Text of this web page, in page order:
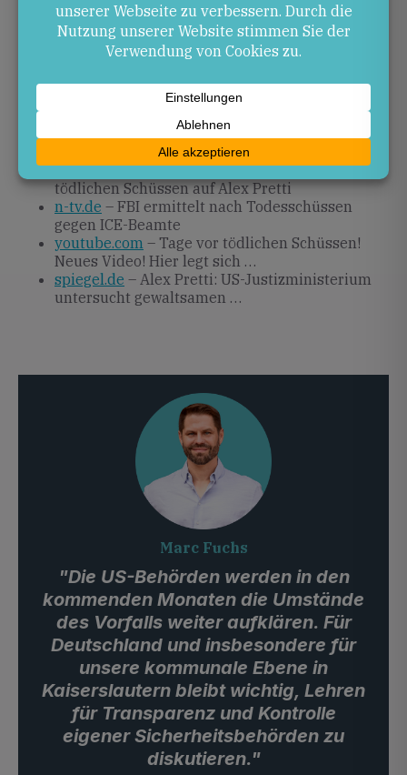
Für Deutschland und insbesondere für unsere
kommunale Ebene in Kaiserslautern bleibt wichtig,
Lehren für Transparenz und Kontrolle eigener
Sicherheitsbehörden zu diskutieren.
Quellen
de.wikipedia.org– Tötung von Alex Pretti
tagesspiegel.de– US-Justiz ermittelt nach
tödlichen Schüssen auf Alex Pretti
n-tv.de – FBI ermittelt nach Todesschüssen
gegen ICE-Beamte
youtube.com – Tage vor tödlichen Schüssen!
Neues Video! Hier legt sich …
spiegel.de – Alex Pretti: US-Justizministerium
untersucht gewaltsamen …
Marc Fuchs
"Die US-Behörden werden in den
kommenden Monaten die Umstände
des Vorfalls weiter aufklären. Für
Deutschland und insbesondere für
unsere kommunale Ebene in
Kaiserslautern bleibt wichtig, Lehren
für Transparenz und Kontrolle
eigener Sicherheitsbehörden zu
diskutieren."